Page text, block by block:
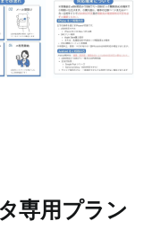
専用プラン